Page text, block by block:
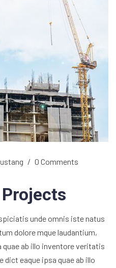
/ 0 Comments
unde omnis iste natus
dolore mque laudantium,
ab illo inventore veritatis
eaque ipsa quae ab illo